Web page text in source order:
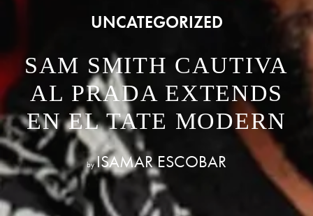
UNCATEGORIZED
SAM SMITH CAUTIVA
AL PRADA EXTENDS
EN EL TATE MODERN
by ISAMAR ESCOBAR